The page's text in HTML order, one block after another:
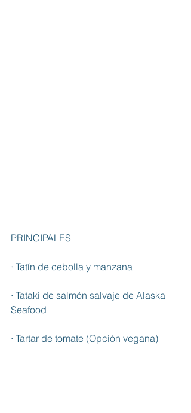
PRINCIPALES
· Tatín de cebolla y manzana
· Tataki de salmón salvaje de Alaska
Seafood
· Tartar de tomate (Opción vegana)